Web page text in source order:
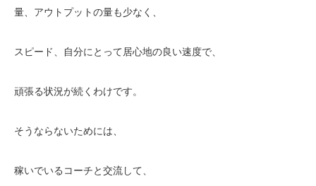
量、アウトプットの量も少なく、
スピード、自分にとって居心地の良い速度で、
頑張る状況が続くわけです。
そうならないためには、
稼いでいるコーチと交流して、